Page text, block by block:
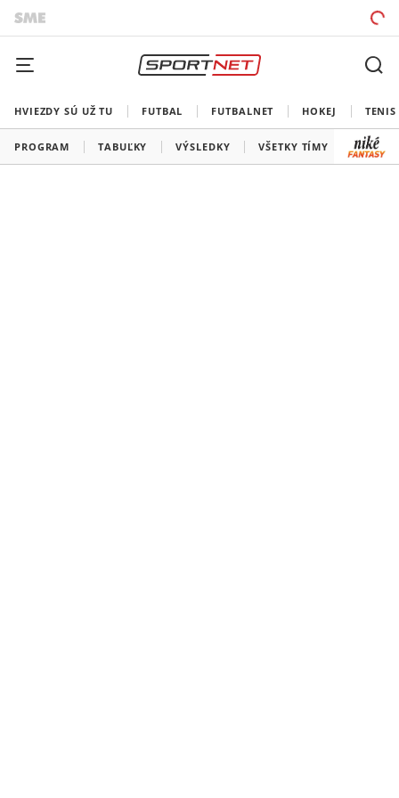
HVIEZDY SÚ UŽ TU FUTBAL FUTBALNET HOKEJ TENIS
PROGRAM TABUĽKY VÝSLEDKY VŠETKY TÍMY